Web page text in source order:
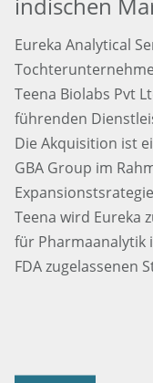
Eureka Analytical
Teena Biolabs Pvt
führenden
Die Akquisition ist
GBA Group im
Teena wird Eureka
für Pharmaanalytik
FDA zugelassenen